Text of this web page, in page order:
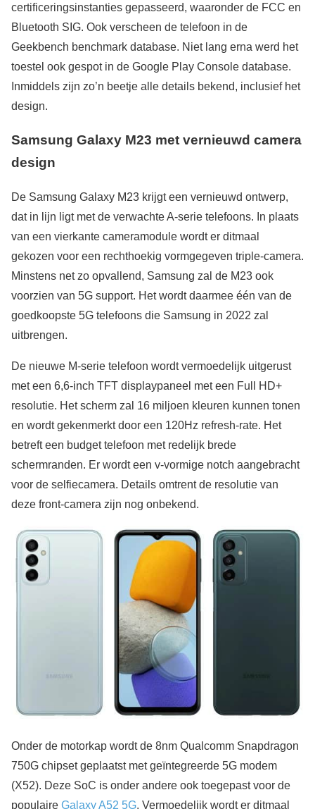
certificeringsinstanties gepasseerd, waaronder de FCC en
Bluetooth SIG. Ook verscheen de telefoon in de
Geekbench benchmark database. Niet lang erna werd het
toestel ook gespot in de Google Play Console database.
Inmiddels zijn zo’n beetje alle details bekend, inclusief het
design.
Samsung Galaxy M23 met vernieuwd camera
design
De Samsung Galaxy M23 krijgt een vernieuwd ontwerp,
dat in lijn ligt met de verwachte A-serie telefoons. In plaats
van een vierkante cameramodule wordt er ditmaal
gekozen voor een rechthoekig vormgegeven triple-camera.
Minstens net zo opvallend, Samsung zal de M23 ook
voorzien van 5G support. Het wordt daarmee één van de
goedkoopste 5G telefoons die Samsung in 2022 zal
uitbrengen.
De nieuwe M-serie telefoon wordt vermoedelijk uitgerust
met een 6,6-inch TFT displaypaneel met een Full HD+
resolutie. Het scherm zal 16 miljoen kleuren kunnen tonen
en wordt gekenmerkt door een 120Hz refresh-rate. Het
betreft een budget telefoon met redelijk brede
schermranden. Er wordt een v-vormige notch aangebracht
voor de selfiecamera. Details omtrent de resolutie van
deze front-camera zijn nog onbekend.
Onder de motorkap wordt de 8nm Qualcomm Snapdragon
750G chipset geplaatst met geïntegreerde 5G modem
(X52). Deze SoC is onder andere ook toegepast voor de
populaire Galaxy A52 5G. Vermoedelijk wordt er ditmaal